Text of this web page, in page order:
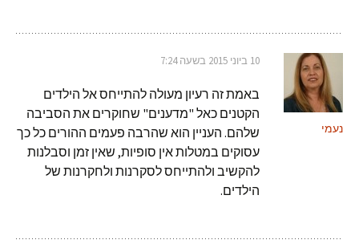
נעמי
10 ביוני 2015 בשעה 7:24
באמת זה רעיון מעולה להתייחס אל הילדים
הקטנים כאל "מדענים" שחוקרים את הסביבה
שלהם. העניין הוא שהרבה פעמים ההורים כל כך
עסוקים במטלות אין סופיות, שאין זמן וסבלנות
להקשיב ולהתייחס לסקרנות ולחקרנות של
הילדים.